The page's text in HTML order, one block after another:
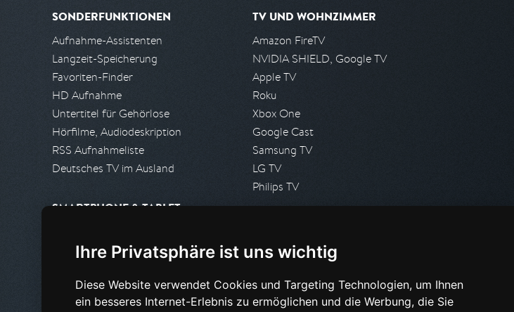
Ihre Privatsphäre ist uns wichtig
Diese Website verwendet Cookies und Targeting Technologien, um Ihnen
ein besseres Internet-Erlebnis zu ermöglichen und die Werbung, die Sie
SONDERFUNKTIONEN
Aufnahme-Assistenten
Langzeit-Speicherung
Favoriten-Finder
HD Aufnahme
Untertitel für Gehörlose
Hörfilme, Audiodeskription
RSS Aufnahmeliste
Deutsches TV im Ausland
SMARTPHONE & TABLET
Android App
PARTNER
TV UND WOHNZIMMER
Amazon FireTV
NVIDIA SHIELD, Google TV
Apple TV
Roku
Xbox One
Google Cast
Samsung TV
LG TV
Philips TV
Presseanfrage stellen
HILFE & SUPPORT